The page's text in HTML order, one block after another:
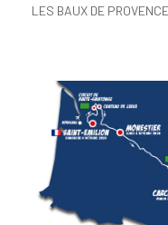
LES BAUX DE